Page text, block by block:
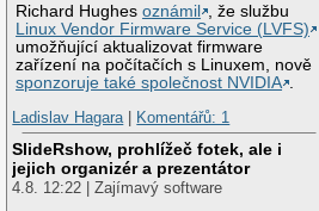
Richard Hughesoznámil
, že službu
Linux Vendor Firmware Service (LVFS)
umožňující aktualizovat firmware
zařízení na počítačích s Linuxem, nově
sponzoruje také společnost NVIDIA
Ladislav Hagara| Komentářů: 1
SlideRshow, prohlížeč fotek, ale i
jejich organizér a prezentátor
4.8. 12:22 | Zajímavý software